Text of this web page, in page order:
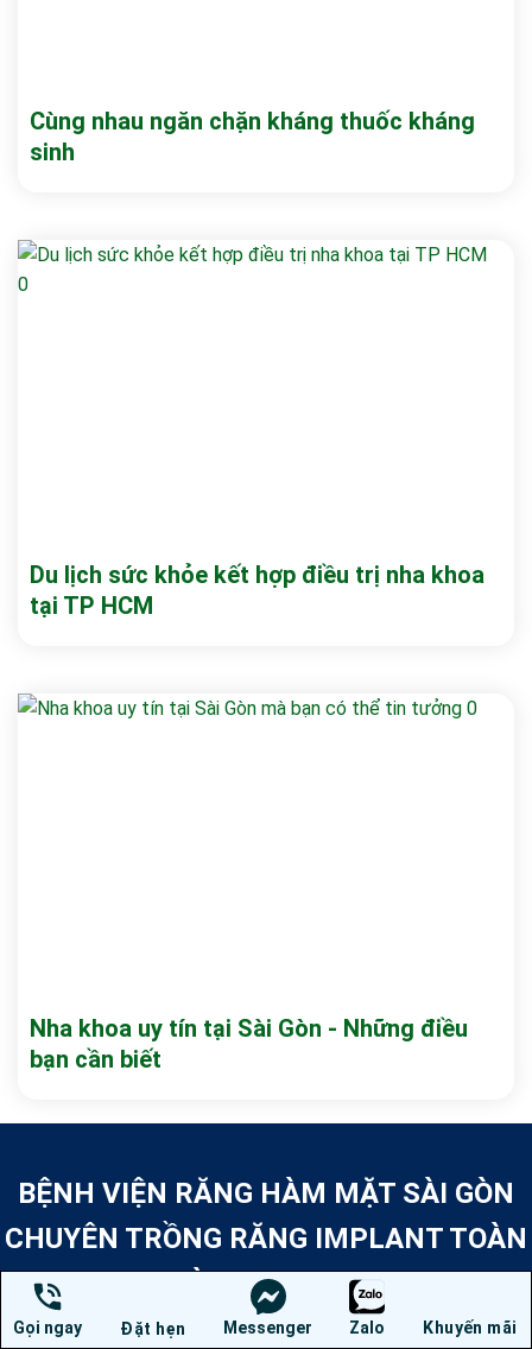
Cùng nhau ngăn chặn kháng thuốc kháng
sinh
Du lịch sức khỏe kết hợp điều trị nha khoa
tại TP HCM
Nha khoa uy tín tại Sài Gòn - Những điều
bạn cần biết
BỆNH VIỆN RĂNG HÀM MẶT SÀI GÒN
CHUYÊN TRỒNG RĂNG IMPLANT TOÀN
HÀM ALL ON 4
Là thành viên chính thức tại Việt Nam của Malo Dental
Gọi ngay Đặt hẹn Messenger Zalo Khuyến mãi